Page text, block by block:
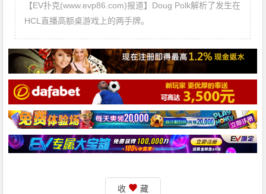
【EV扑克(www.evp86.com)报道】Doug Polk解析了发生在
HCL直播高额桌游戏上的两手牌。
收 藏